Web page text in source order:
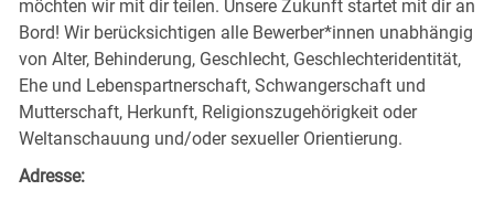
möchten wir mit dir teilen. Unsere Zukunft startet mit dir an
Bord! Wir berücksichtigen alle Bewerber*innen unabhängig
von Alter, Behinderung, Geschlecht, Geschlechteridentität,
Ehe und Lebenspartnerschaft, Schwangerschaft und
Mutterschaft, Herkunft, Religionszugehörigkeit oder
Weltanschauung und/oder sexueller Orientierung.
Adresse: